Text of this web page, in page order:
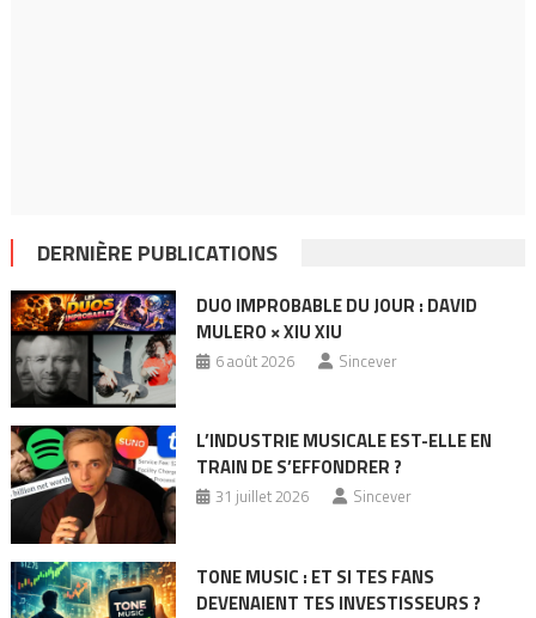
DERNIÈRE PUBLICATIONS
DUO IMPROBABLE DU JOUR : DAVID
MULERO × XIU XIU
6 août 2026 Sincever
L’INDUSTRIE MUSICALE EST-ELLE EN
TRAIN DE S’EFFONDRER ?
31 juillet 2026 Sincever
TONE MUSIC : ET SI TES FANS
DEVENAIENT TES INVESTISSEURS ?